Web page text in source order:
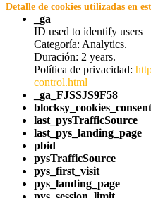
Detalle de cookies utilizadas en
_ga
ID used to identify users
Categoría: Analytics.
Duración: 2 years.
Política de privacidad:
control.html
_ga_FJSSJS9F58
last_pysTrafficSource
last_pys_landing_page
pbid
pysTrafficSource
pys_first_visit
pys_landing_page